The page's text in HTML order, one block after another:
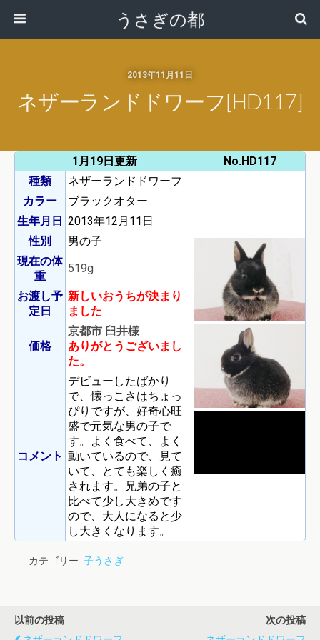
うさぎの都
2013年11月11日
ネザーランドドワーフ[HD117]
1月19日更新
No.HD117
種類
ネザーランドドワーフ
カラー
ブラックオター
生年月日 2013年12月11日
性別
男の子
現在の体
重
519g
お渡し予
定日
新しいおうちが決まり
ました
価格
京都市 臼井様
ありがとうございまし
た。
コメント
デビューしたばかり
で、懐っこさはちょっ
ぴりですが、好奇心旺
盛で元気な男の子で
す。よく食べて、よく
動いているので、見て
いて、とても楽しく癒
されます。兄弟の子と
比べて少し大きめです
ので、大人になると少
し大きくなります。
カテゴリー: 子うさぎ
以前の投稿
次の投稿